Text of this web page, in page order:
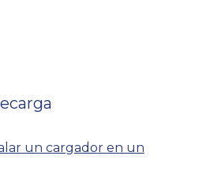
un cargador en un